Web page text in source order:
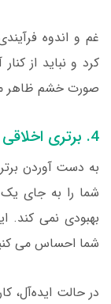
غم و اندوه
کرد و نباید از
صورت خشم ظاهر
4. برتری اخلاقی
به دست آوردن
شما را به جای یک
بهبودی نمی
شما احساس می
در حالت ایده‌آل،